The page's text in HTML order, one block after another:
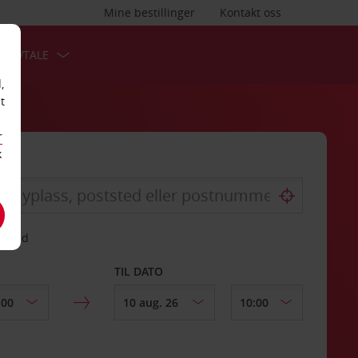
Kontakt oss
Mine bestillinger
TIL DATO